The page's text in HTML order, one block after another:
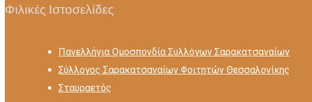
Φιλικές Ιστοσελίδες
Πανελλήνια Ομοσπονδία Συλλόγων Σαρακατσαναίων
Σύλλογος Σαρακατσαναίων Φοιτητών Θεσσαλονίκης
Σταυραετός